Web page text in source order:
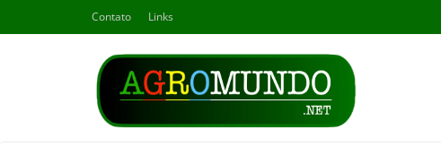
Contato Links